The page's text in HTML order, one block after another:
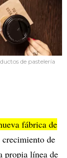
de pastelería
fábrica de
crecimiento de
propia línea de